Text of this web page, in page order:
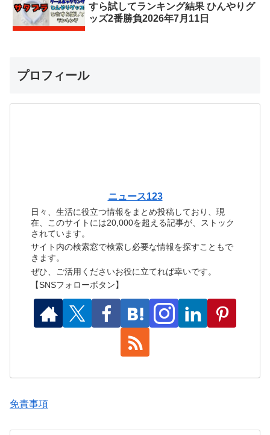
すら試してランキング結果 ひんやりグ
ッズ2番勝負2026年7月11日
プロフィール
ニュース123
日々、生活に役立つ情報をまとめ投稿しており、現
在、このサイトには20,000を超える記事が、ストック
されています。
サイト内の検索窓で検索し必要な情報を探すこともで
きます。
ぜひ、ご活用くださいお役に立てれば幸いです。
【SNSフォローボタン】
免責事項